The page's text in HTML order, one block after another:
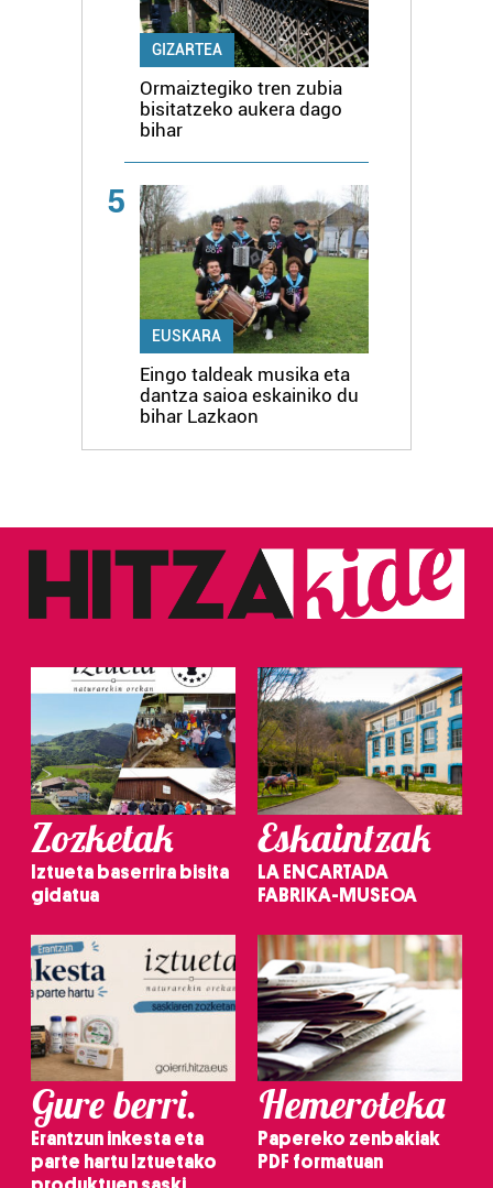
GIZARTEA
Ormaiztegiko tren zubia
bisitatzeko aukera dago
bihar
5
EUSKARA
Eingo taldeak musika eta
dantza saioa eskainiko du
bihar Lazkaon
Zozketak
Iztueta baserrira bisita
gidatua
Eskaintzak
LA ENCARTADA
FABRIKA-MUSEOA
Gure berri.
Erantzun inkesta eta
parte hartu Iztuetako
Hemeroteka
Papereko zenbakiak
PDF formatuan